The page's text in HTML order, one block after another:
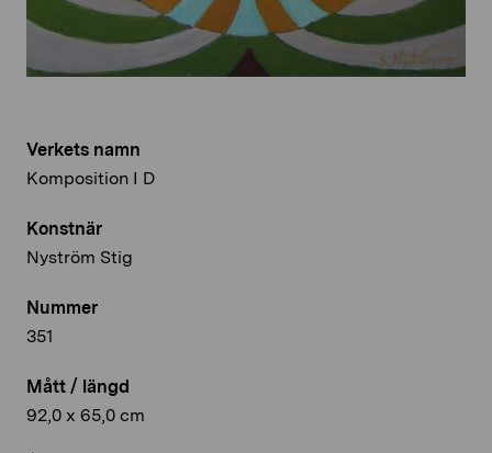
Verkets namn
Komposition I D
Konstnär
Nyström Stig
Nummer
351
Mått / längd
92,0 x 65,0 cm